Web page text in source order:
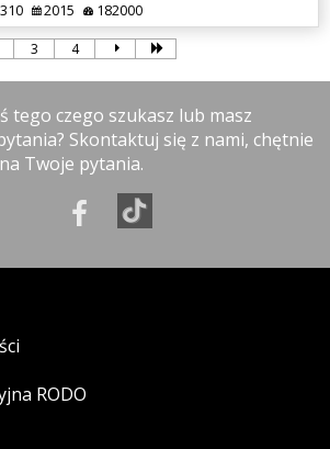
2015 182000
3 4
tego czego szukasz lub masz
Skontaktuj się z nami, chętnie
Twoje pytania.
RODO